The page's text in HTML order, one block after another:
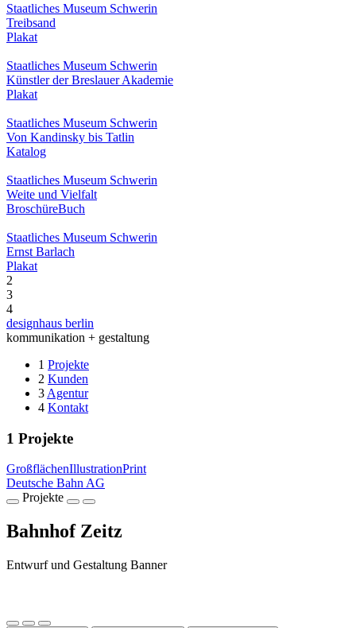
Staatliches Museum Schwerin
Treibsand
Plakat
Staatliches Museum Schwerin
Künstler der Breslauer Akademie
Plakat
Staatliches Museum Schwerin
Von Kandinsky bis Tatlin
Katalog
Staatliches Museum Schwerin
Weite und Vielfalt
BroschüreBuch
Staatliches Museum Schwerin
Ernst Barlach
Plakat
2
3
4
designhaus berlin
kommunikation + gestaltung
1 Projekte
2 Kunden
3 Agentur
4 Kontakt
1 Projekte
GroßflächenIllustrationPrint
Deutsche Bahn AG
Projekte
Bahnhof Zeitz
Entwurf und Gestaltung Banner